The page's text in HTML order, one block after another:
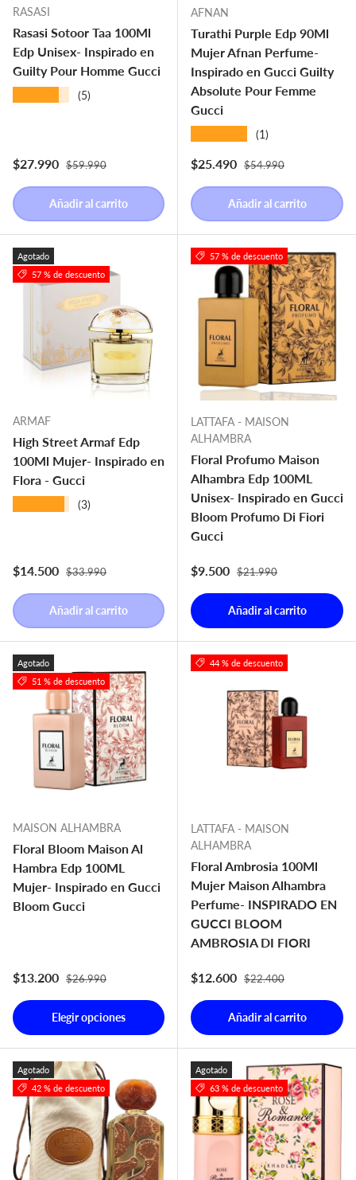
RASASI
Rasasi Sotoor Taa 100Ml
Edp Unisex- Inspirado en
Guilty Pour Homme Gucci
(5)
Precio de venta
$27.990 Precio normal
$59.990
Añadir al carrito
AFNAN
Turathi Purple Edp 90Ml
Mujer Afnan Perfume-
Inspirado en Gucci Guilty
Absolute Pour Femme
Gucci
(1)
Precio de venta
$25.490 Precio normal
$54.990
Añadir al carrito
Agotado
57 % de descuento
ARMAF
High Street Armaf Edp
100Ml Mujer- Inspirado en
Flora - Gucci
(3)
Precio de venta
$14.500 Precio normal
$33.990
Añadir al carrito
57 % de descuento
LATTAFA - MAISON
ALHAMBRA
Floral Profumo Maison
Alhambra Edp 100ML
Unisex- Inspirado en Gucci
Bloom Profumo Di Fiori
Gucci
Precio de venta
$9.500 Precio normal
$21.990
Añadir al carrito
Agotado
51 % de descuento
MAISON ALHAMBRA
Floral Bloom Maison Al
Hambra Edp 100ML
Mujer- Inspirado en Gucci
Bloom Gucci
Precio de venta
$13.200 Precio normal
$26.990
Elegir opciones
44 % de descuento
LATTAFA - MAISON
ALHAMBRA
Floral Ambrosia 100Ml
Mujer Maison Alhambra
Perfume- INSPIRADO EN
GUCCI BLOOM
AMBROSIA DI FIORI
Precio de venta
$12.600 Precio normal
$22.400
Añadir al carrito
Agotado
42 % de descuento
Agotado
63 % de descuento